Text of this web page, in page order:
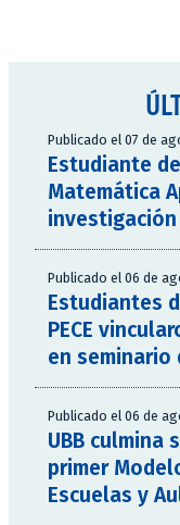
Publicado el 07 de
Estudiante
Matemática
investigación
Publicado el 06 de
Estudiantes
PECE
en seminario
Publicado el 06 de
UBB culmina
primer
Escuelas y